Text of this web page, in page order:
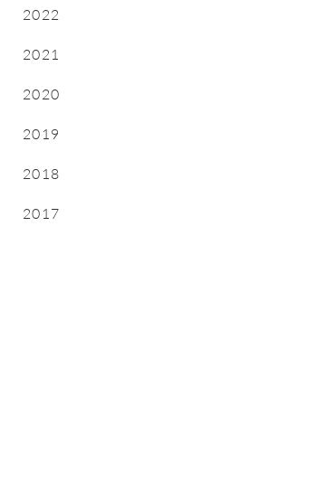
2022
2021
2020
2019
2018
2017